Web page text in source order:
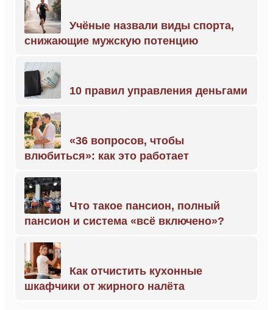
Учёные назвали виды спорта,
снижающие мужскую потенцию
10 правил управления деньгами
«36 вопросов, чтобы
влюбиться»: как это работает
Что такое пансион, полный
пансион и система «всё включено»?
Как отчистить кухонные
шкафчики от жирного налёта